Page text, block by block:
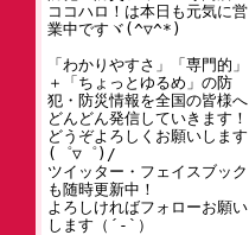
ココハロ！は本日も元気に営
業中ですヾ(^▽^*)
「わかりやすさ」「専門的」
＋「ちょっとゆるめ」の防
犯・防災情報を全国の皆様へ
どんどん発信していきます！
どうぞよろしくお願いします
(゜▽゜)/
ツイッター・フェイスブック
も随時更新中！
よろしければフォローお願い
します（´-`）